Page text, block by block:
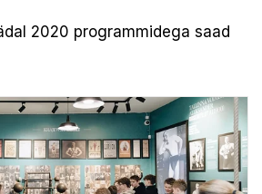
2020 programmidega saad